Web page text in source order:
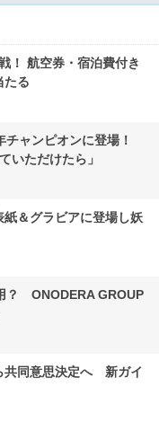
！ 航空券・宿泊費付き
たる
ャンピオンに登場！
いただけたら」
＆グラビアに登場し妖
？ ONODERA GROUP
共同意思決定へ 新ガイ